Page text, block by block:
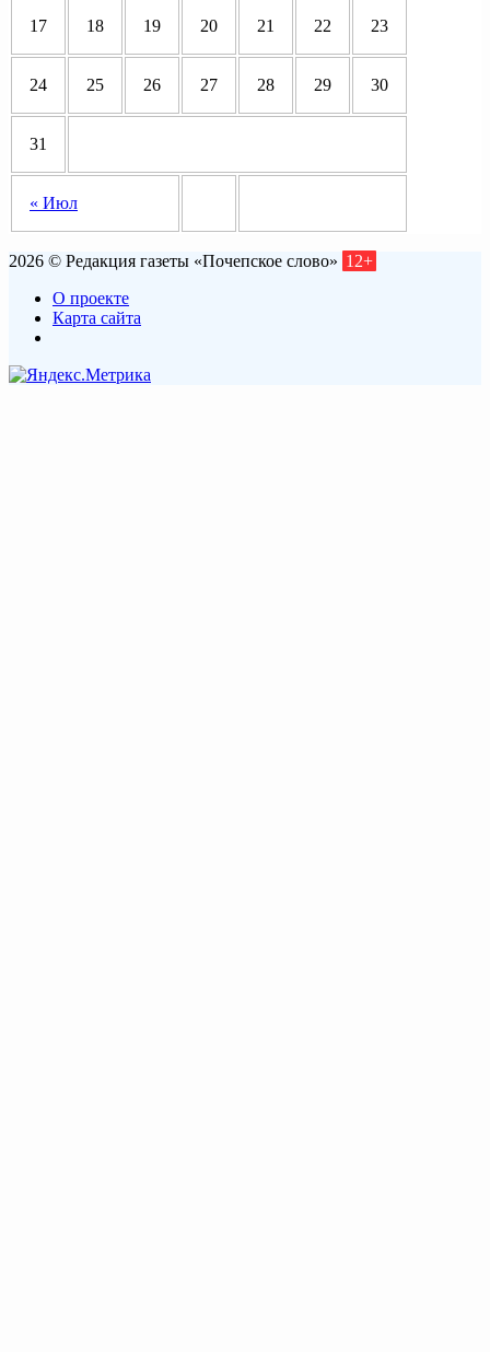
« Июл
17 18 19 20 21 22 23
24 25 26 27 28 29 30
31
2026 © Редакция газеты «Почепское слово» 12+
О проекте
Карта сайта